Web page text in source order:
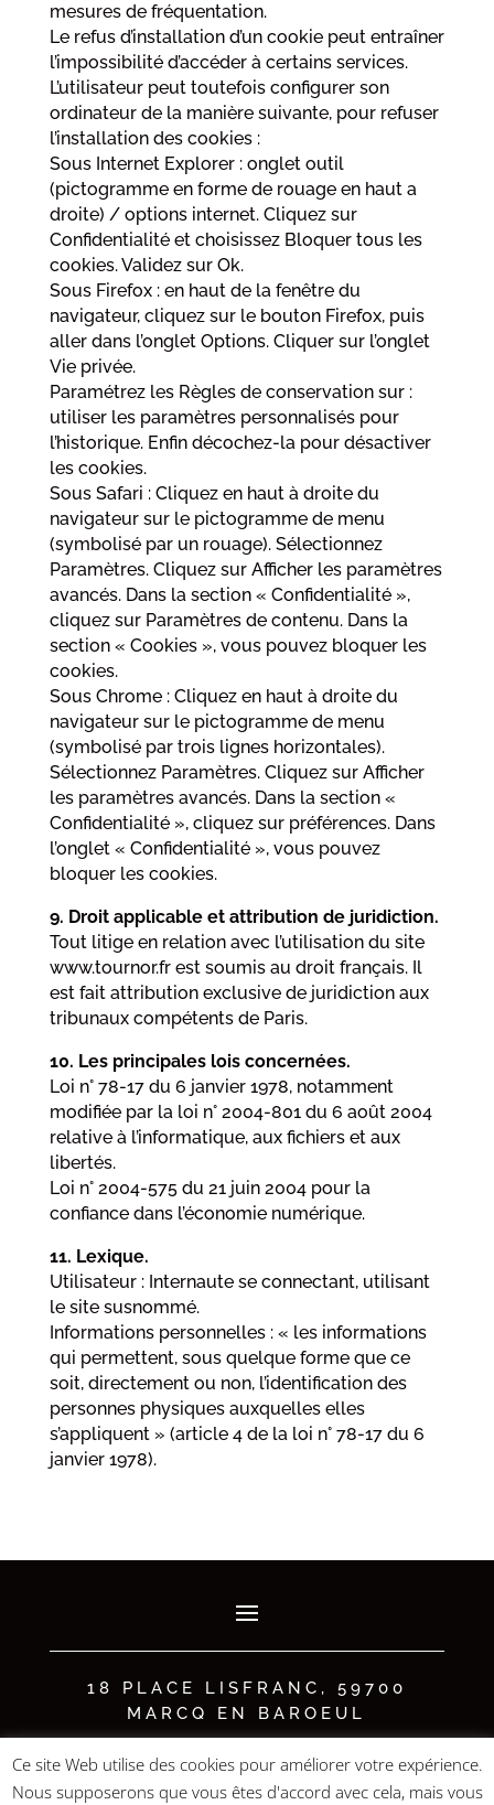
mesures de fréquentation.
Le refus d’installation d’un cookie peut entraîner
l’impossibilité d’accéder à certains services.
L’utilisateur peut toutefois configurer son
ordinateur de la manière suivante, pour refuser
l’installation des cookies :
Sous Internet Explorer : onglet outil
(pictogramme en forme de rouage en haut a
droite) / options internet. Cliquez sur
Confidentialité et choisissez Bloquer tous les
cookies. Validez sur Ok.
Sous Firefox : en haut de la fenêtre du
navigateur, cliquez sur le bouton Firefox, puis
aller dans l’onglet Options. Cliquer sur l’onglet
Vie privée.
Paramétrez les Règles de conservation sur :
utiliser les paramètres personnalisés pour
l’historique. Enfin décochez-la pour désactiver
les cookies.
Sous Safari : Cliquez en haut à droite du
navigateur sur le pictogramme de menu
(symbolisé par un rouage). Sélectionnez
Paramètres. Cliquez sur Afficher les paramètres
avancés. Dans la section « Confidentialité »,
cliquez sur Paramètres de contenu. Dans la
section « Cookies », vous pouvez bloquer les
cookies.
Sous Chrome : Cliquez en haut à droite du
navigateur sur le pictogramme de menu
(symbolisé par trois lignes horizontales).
Sélectionnez Paramètres. Cliquez sur Afficher
les paramètres avancés. Dans la section «
Confidentialité », cliquez sur préférences. Dans
l’onglet « Confidentialité », vous pouvez
bloquer les cookies.
9. Droit applicable et attribution de juridiction.
Tout litige en relation avec l’utilisation du site
www.tournor.fr est soumis au droit français. Il
est fait attribution exclusive de juridiction aux
tribunaux compétents de Paris.
10. Les principales lois concernées.
Loi n° 78-17 du 6 janvier 1978, notamment
modifiée par la loi n° 2004-801 du 6 août 2004
relative à l’informatique, aux fichiers et aux
libertés.
Loi n° 2004-575 du 21 juin 2004 pour la
confiance dans l’économie numérique.
11. Lexique.
Utilisateur : Internaute se connectant, utilisant
le site susnommé.
Informations personnelles : « les informations
qui permettent, sous quelque forme que ce
soit, directement ou non, l’identification des
personnes physiques auxquelles elles
s’appliquent » (article 4 de la loi n° 78-17 du 6
janvier 1978).
18 PLACE LISFRANC, 59700
MARCQ EN BAROEUL
Groupe TOURNOR – SAS au capital de 55 000 € • N° d’agrément
IATA : 20-2 6182 4 • Certificat d’immatriculationau registre des
Ce site Web utilise des cookies pour améliorer votre expérience.
Nous supposerons que vous êtes d'accord avec cela, mais vous